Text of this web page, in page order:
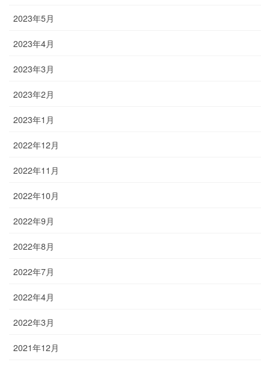
2023年5月
2023年4月
2023年3月
2023年2月
2023年1月
2022年12月
2022年11月
2022年10月
2022年9月
2022年8月
2022年7月
2022年4月
2022年3月
2021年12月